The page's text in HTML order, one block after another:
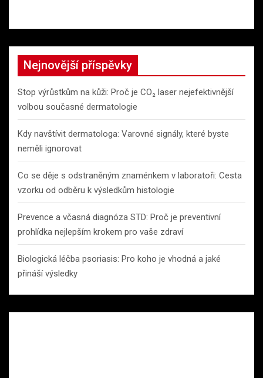
Nejnovější příspěvky
Stop výrůstkům na kůži: Proč je CO₂ laser nejefektivnější
volbou současné dermatologie
Kdy navštívit dermatologa: Varovné signály, které byste
neměli ignorovat
Co se děje s odstraněným znaménkem v laboratoři: Cesta
vzorku od odběru k výsledkům histologie
Prevence a včasná diagnóza STD: Proč je preventivní
prohlídka nejlepším krokem pro vaše zdraví
Biologická léčba psoriasis: Pro koho je vhodná a jaké
přináší výsledky